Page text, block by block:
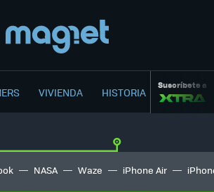
VIVIENDA HISTORIA Suscríbete a
NASA Waze iPhone Air